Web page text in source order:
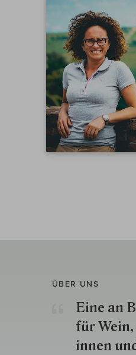
ÜBER UNS
Eine an
für
innen